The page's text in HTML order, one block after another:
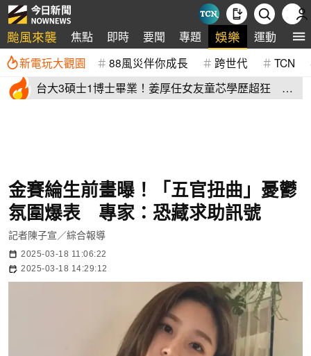
颱風來襲 焦點 即時 要聞 專題 娛樂 運動 全
新電玩大觀園 88風災伴你成長 跨世代 TCN
台大3碩士1博士畢業！姜厚任女友童芯學歷超狂 他
金賽綸生前畫曝！「五官扭曲」憂鬱
氛圍爆表 專家：恐藏求助訊號
記者陳子宣／綜合報導
2025-03-18 11:06:22
2025-03-18 14:29:12